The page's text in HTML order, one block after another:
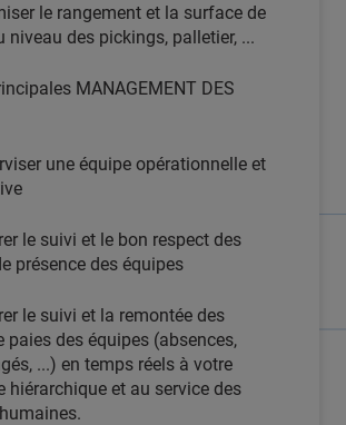
le rangement et la surface de
niveau des pickings, palletier, ...
MANAGEMENT DES
une équipe opérationnelle et
suivi et le bon respect des
présence des équipes
suivi et la remontée des
paies des équipes (absences,
...) en temps réels à votre
hiérarchique et au service des